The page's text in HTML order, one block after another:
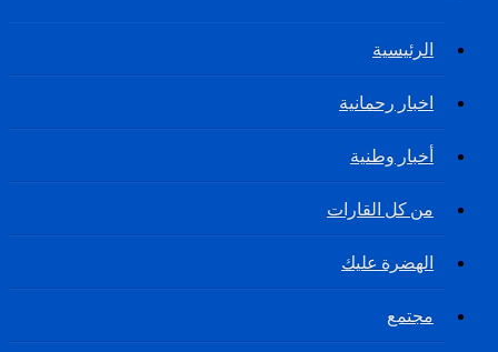
الرئيسية
اخبار رحمانية
أخبار وطنية
من كل القارات
الهضرة عليك
مجتمع